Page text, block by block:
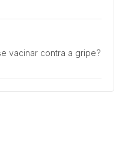
vacinar contra a gripe?